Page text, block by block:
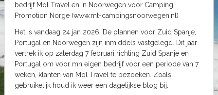
bedrijf Mol Travel en in Noorwegen voor Camping
Promotion Norge (www.mt-campingsnoorwegen.nl)
Het is vandaag 24 jan 2026. De plannen voor Zuid Spanje,
Portugal en Noorwegen zijn inmiddels vastgelegd. Dit jaar
vertrek ik op zaterdag 7 februari richting Zuid Spanje en
Portugal om voor mn eigen bedrijf voor een periode van 7
weken, klanten van Mol Travel te bezoeken. Zoals
gebruikelijk houd ik weer een dagelijkse blog bij.